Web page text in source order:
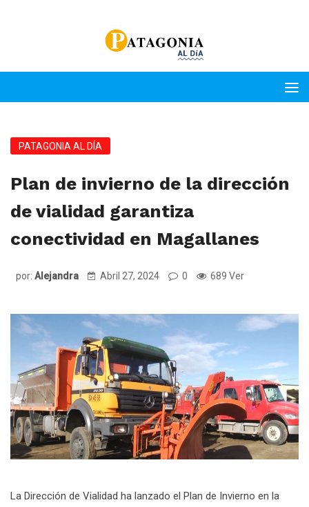
PATAGONIA AL DÍA
Plan de invierno de la dirección
de vialidad garantiza
conectividad en Magallanes
por: Alejandra Abril 27, 2024 0 689 Ver
La Dirección de Vialidad ha lanzado el Plan de Invierno en la